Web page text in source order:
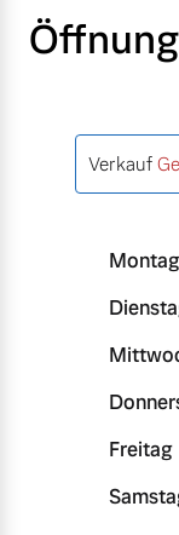
Verkauf
Montag
Freitag